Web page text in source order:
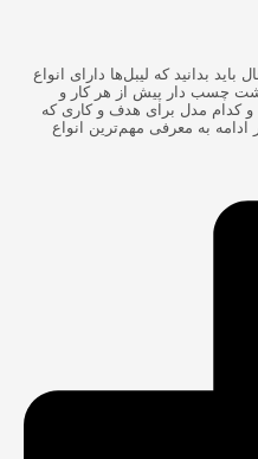
بدانید که لیبل‌ها دارای انواع
چسب دار پیش از هر کار و
و کدام مدل برای هدف و کاری که
به معرفی مهم‌ترین انواع